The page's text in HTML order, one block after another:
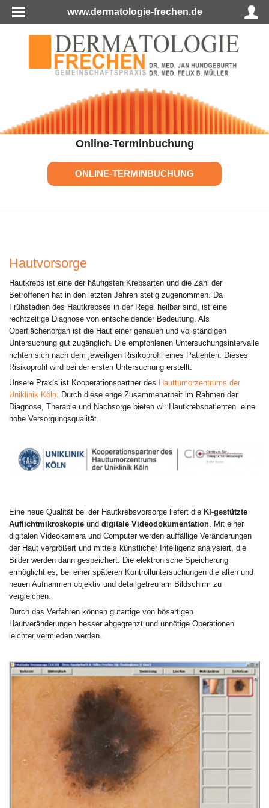
www.dermatologie-frechen.de
Online-Terminbuchung
ONLINE-TERMINBUCHUNG
Hautvorsorge
Hautkrebs ist eine der häufigsten Krebsarten und die Zahl der
Betroffenen hat in den letzten Jahren stetig zugenommen. Da
Frühstadien des Hautkrebses in der Regel heilbar sind, ist eine
rechtzeitige Diagnose von entscheidender Bedeutung. Als
Oberflächenorgan ist die Haut einer genauen und vollständigen
Untersuchung gut zugänglich. Die empfohlenen Untersuchungsintervalle
richten sich nach dem jeweiligen Risikoprofil eines Patienten. Dieses
Risikoprofil wird bei der ersten Untersuchung erstellt.
Unsere Praxis ist Kooperationspartner des Hauttumorzentrums der
Uniklinik Köln. Durch diese enge Zusammenarbeit im Rahmen der
Diagnose, Therapie und Nachsorge bieten wir Hautkrebspatienten eine
hohe Versorgungsqualität.
Eine neue Qualität bei der Hautkrebsvorsorge liefert die KI-gestützte
Auflichtmikroskopie und digitale Videodokumentation . Mit einer
digitalen Videokamera und Computer werden auffällige Veränderungen
der Haut vergrößert und mittels künstlicher Intelligenz analysiert, die
Bilder werden dann gespeichert. Die elektronische Speicherung
ermöglicht es, bei einer späteren Kontrolluntersuchungen die alten und
neuen Aufnahmen objektiv und detailgetreu am Bildschirm zu
vergleichen.
Durch das Verfahren können gutartige von bösartigen
Hautveränderungen besser abgegrenzt und unnötige Operationen
leichter vermieden werden.